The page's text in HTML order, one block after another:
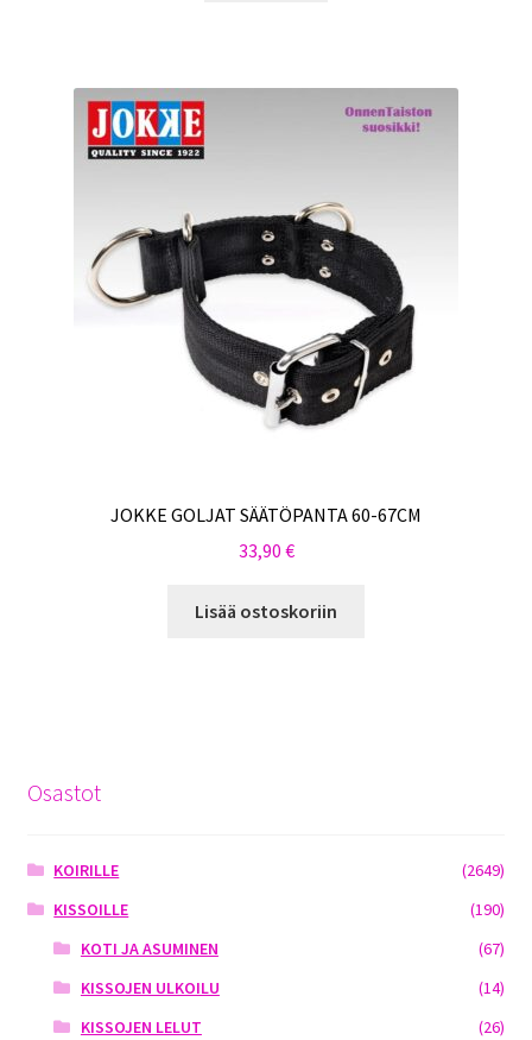
JOKKE GOLJAT SÄÄTÖPANTA 60-67CM
33,90 €
Lisää ostoskoriin
Osastot
KOIRILLE
(2649)
KISSOILLE
(190)
KOTI JA ASUMINEN
(67)
KISSOJEN ULKOILU
(14)
KISSOJEN LELUT
(26)